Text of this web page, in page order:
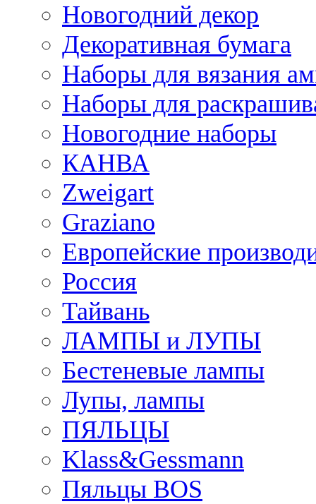
Новогодний декор
Декоративная бумага
Наборы для вязания
Наборы для
Новогодние наборы
КАНВА
Zweigart
Graziano
Европейские
Россия
Тайвань
ЛАМПЫ и ЛУПЫ
Бестеневые лампы
Лупы, лампы
ПЯЛЬЦЫ
Klass&Gessmann
Пяльцы BOS